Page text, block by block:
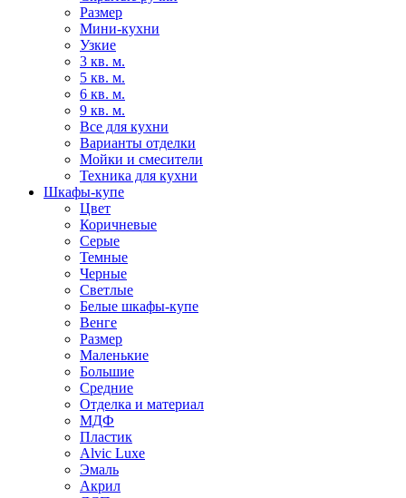
Размер
Мини-кухни
Узкие
3 кв. м.
5 кв. м.
6 кв. м.
9 кв. м.
Все для кухни
Варианты отделки
Мойки и смесители
Техника для кухни
Шкафы-купе
Цвет
Коричневые
Серые
Темные
Черные
Светлые
Белые шкафы-купе
Венге
Размер
Маленькие
Большие
Средние
Отделка и материал
МДФ
Пластик
Alvic Luxe
Эмаль
Акрил